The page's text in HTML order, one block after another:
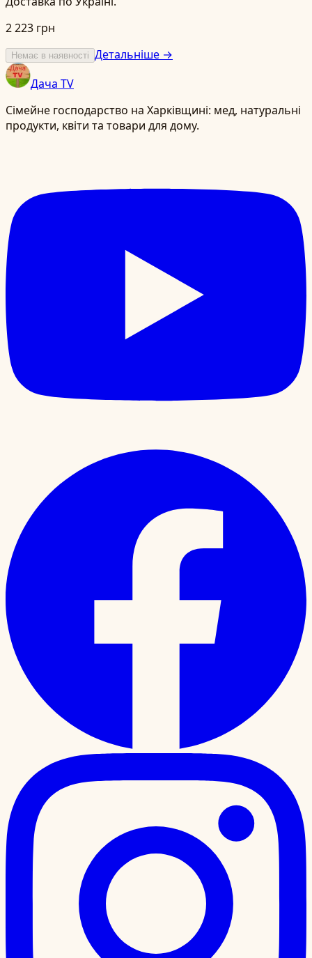
2 223 грн
Немає в наявності Детальніше →
Дача TV
Сімейне господарство на Харківщині: мед, натуральні
продукти, квіти та товари для дому.